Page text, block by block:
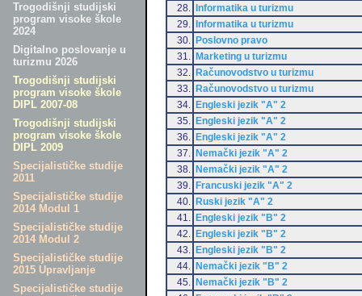
Trogodišnji studijski
program visoke škole
2024
Digitalno poslovanje u
turizmu 2026
Trogodišnji studijski
program visoke škole
DIPL 2007-08
Trogodišnji studijski
program visoke škole
DIPL 2009
Specijalističke studije
2011
Specijalističke studije
2014 Modul 1
Specijalističke studije
2014 Modul 2
Specijalističke studije
2015 Upravljanje
Specijalističke studije
28.
Informatika u turizmu
29.
Informatika u turizmu
30.
Poslovno pravo
31.
Marketing u turizmu
32.
Računovodstvo u turizmu
33.
Računovodstvo u turizmu
34.
Engleski jezik "A" 2
35.
Engleski jezik "A" 2
36.
Engleski jezik "A" 2
37.
Nemački jezik "A" 2
38.
Nemački jezik "A" 2
39.
Francuski jezik "A" 2
40.
Ruski jezik "A" 2
41.
Engleski jezik "B" 2
42.
Engleski jezik "B" 2
43.
Engleski jezik "B" 2
44.
Nemački jezik "B" 2
45.
Nemački jezik "B" 2